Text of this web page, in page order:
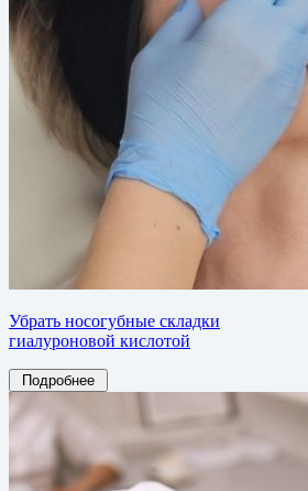
Убрать носогубные складки
гиалуроновой кислотой
Подробнее